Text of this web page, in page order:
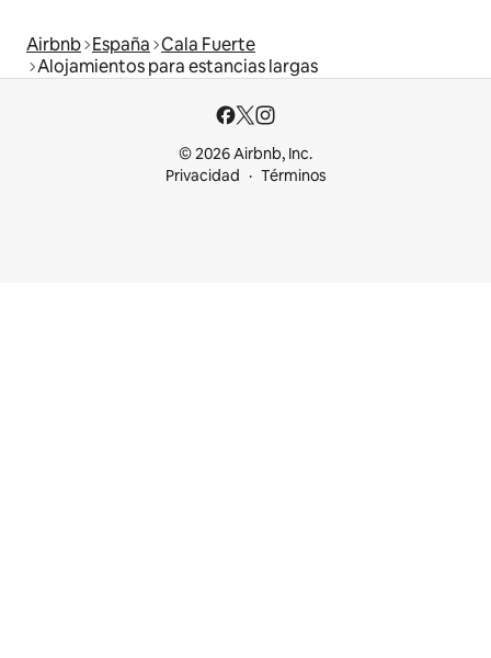
Airbnb España Cala Fuerte
Alojamientos para estancias largas
© 2026 Airbnb, Inc.
Privacidad
Términos